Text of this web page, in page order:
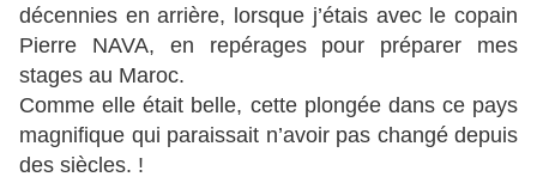
décennies en arrière, lorsque j’étais avec le copain
Pierre NAVA, en repérages pour préparer mes
stages au Maroc.
Comme elle était belle, cette plongée dans ce pays
magnifique qui paraissait n’avoir pas changé depuis
des siècles. !